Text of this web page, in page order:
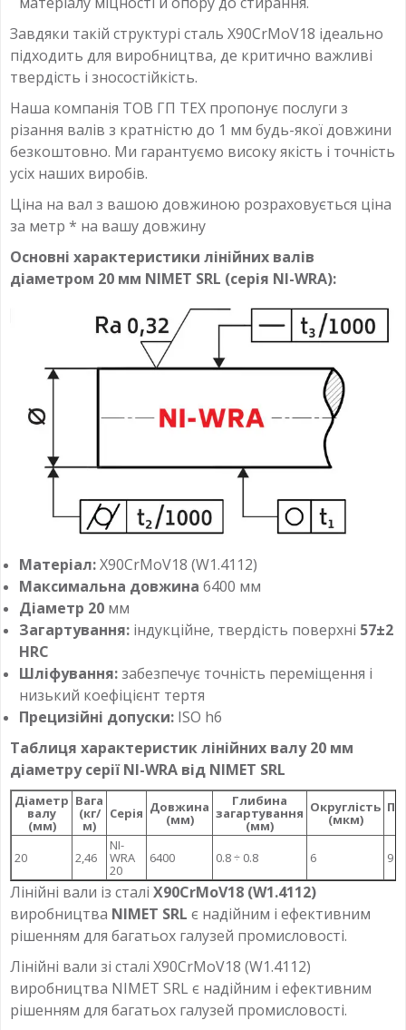
Завдяки такій структурі сталь X90CrMoV18 ідеально
підходить для виробництва, де критично важливі
твердість і зносостійкість.
Наша компанія ТОВ ГП ТЕХ пропонує послуги з
різання валів з кратністю до 1 мм будь-якої довжини
безкоштовно. Ми гарантуємо високу якість і точність
усіх наших виробів.
Ціна на вал з вашою довжиною розраховується ціна
за метр * на вашу довжину
Основні характеристики лінійних валів
діаметром 20 мм NIMET SRL (серія NI-WRA):
Матеріал:X90CrMoV18 (W1.4112)
Максимальна довжина 6400 мм
Діаметр 20 мм
Загартування: індукційне, твердість поверхні 57±2
HRC
Шліфування:забезпечує точність переміщення і
низький коефіцієнт тертя
Прецизійні допуски: ISO h6
Таблиця характеристик лінійних валу 20 мм
діаметру серії NI-WRA від NIMET SRL
Діаметр
валу
(мм)
Вага
(кг/
м)
Серія Довжина
(мм)
Глибина
загартування
(мм)
Округлість
(мкм)
20 2,46
NI-
WRA
20
6400 0.8 ÷ 0.8 6 9
Лінійні вали із сталі X90CrMoV18 (W1.4112)
виробництва NIMET SRL є надійним і ефективним
рішенням для багатьох галузей промисловості.
Лінійні вали зі сталі X90CrMoV18 (W1.4112)
виробництва NIMET SRL є надійним і ефективним
рішенням для багатьох галузей промисловості.